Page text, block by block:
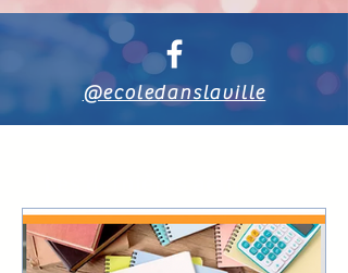
@ecoledanslaville